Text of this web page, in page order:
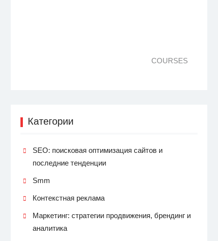
COURSES
Категории
SEO: поисковая оптимизация сайтов и
последние тенденции
Smm
Контекстная реклама
Маркетинг: стратегии продвижения, брендинг и
аналитика